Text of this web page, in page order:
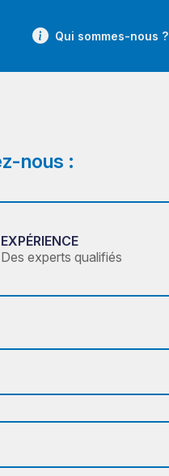
Qui sommes-nous ?
nous :
EXPÉRIENCE
Des experts qualifiés